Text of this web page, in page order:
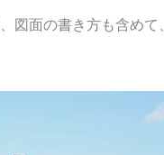
図面の書き方も含めて、